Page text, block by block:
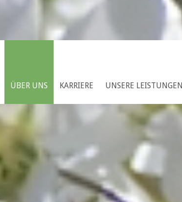
ÜBER UNS KARRIERE UNSERE LEISTUNGEN